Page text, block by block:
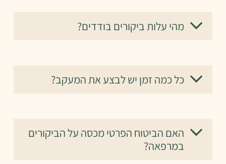
מהי עלות ביקורים בודדים?
כל כמה זמן יש לבצע את המעקב?
האם הביטוח הפרטי מכסה על הביקורים
במרפאה?